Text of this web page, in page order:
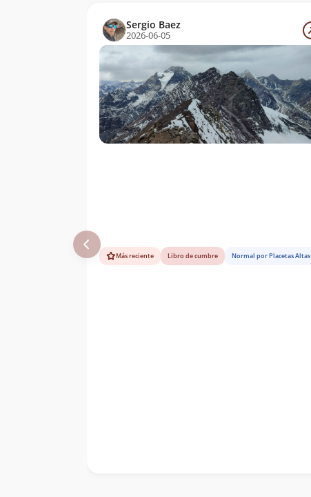
30/12/58
Oscar Zelaya,
Ricardo Aguayo,
Hilda Aguayo,
Domingo San
Martin, Patricio
Rodrã­guez,
Roberto Harris Y
Maximino
Fernandez. (Nays)
09/12/43
Ludwig Krahl
Sergio Baez
2026-06-05
Más reciente Libro de cumbre Normal por Placetas Altas